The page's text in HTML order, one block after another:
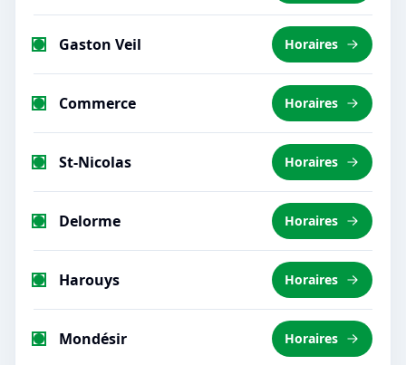
Gaston Veil Horaires
Commerce Horaires
St-Nicolas Horaires
Delorme Horaires
Harouys Horaires
Mondésir Horaires